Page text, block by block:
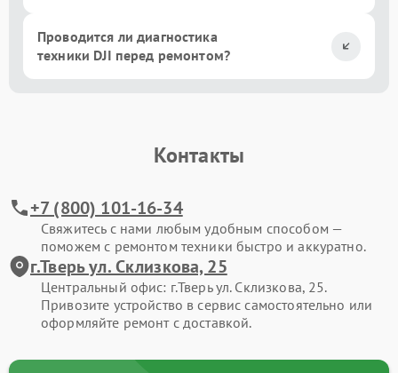
Проводится ли диагностика
техники DJI перед ремонтом?
Контакты
+7 (800) 101-16-34
Свяжитесь с нами любым удобным способом —
поможем с ремонтом техники быстро и аккуратно.
г.Тверь ул. Склизкова, 25
Центральный офис: г.Тверь ул. Склизкова, 25.
Привозите устройство в сервис самостоятельно или
оформляйте ремонт с доставкой.